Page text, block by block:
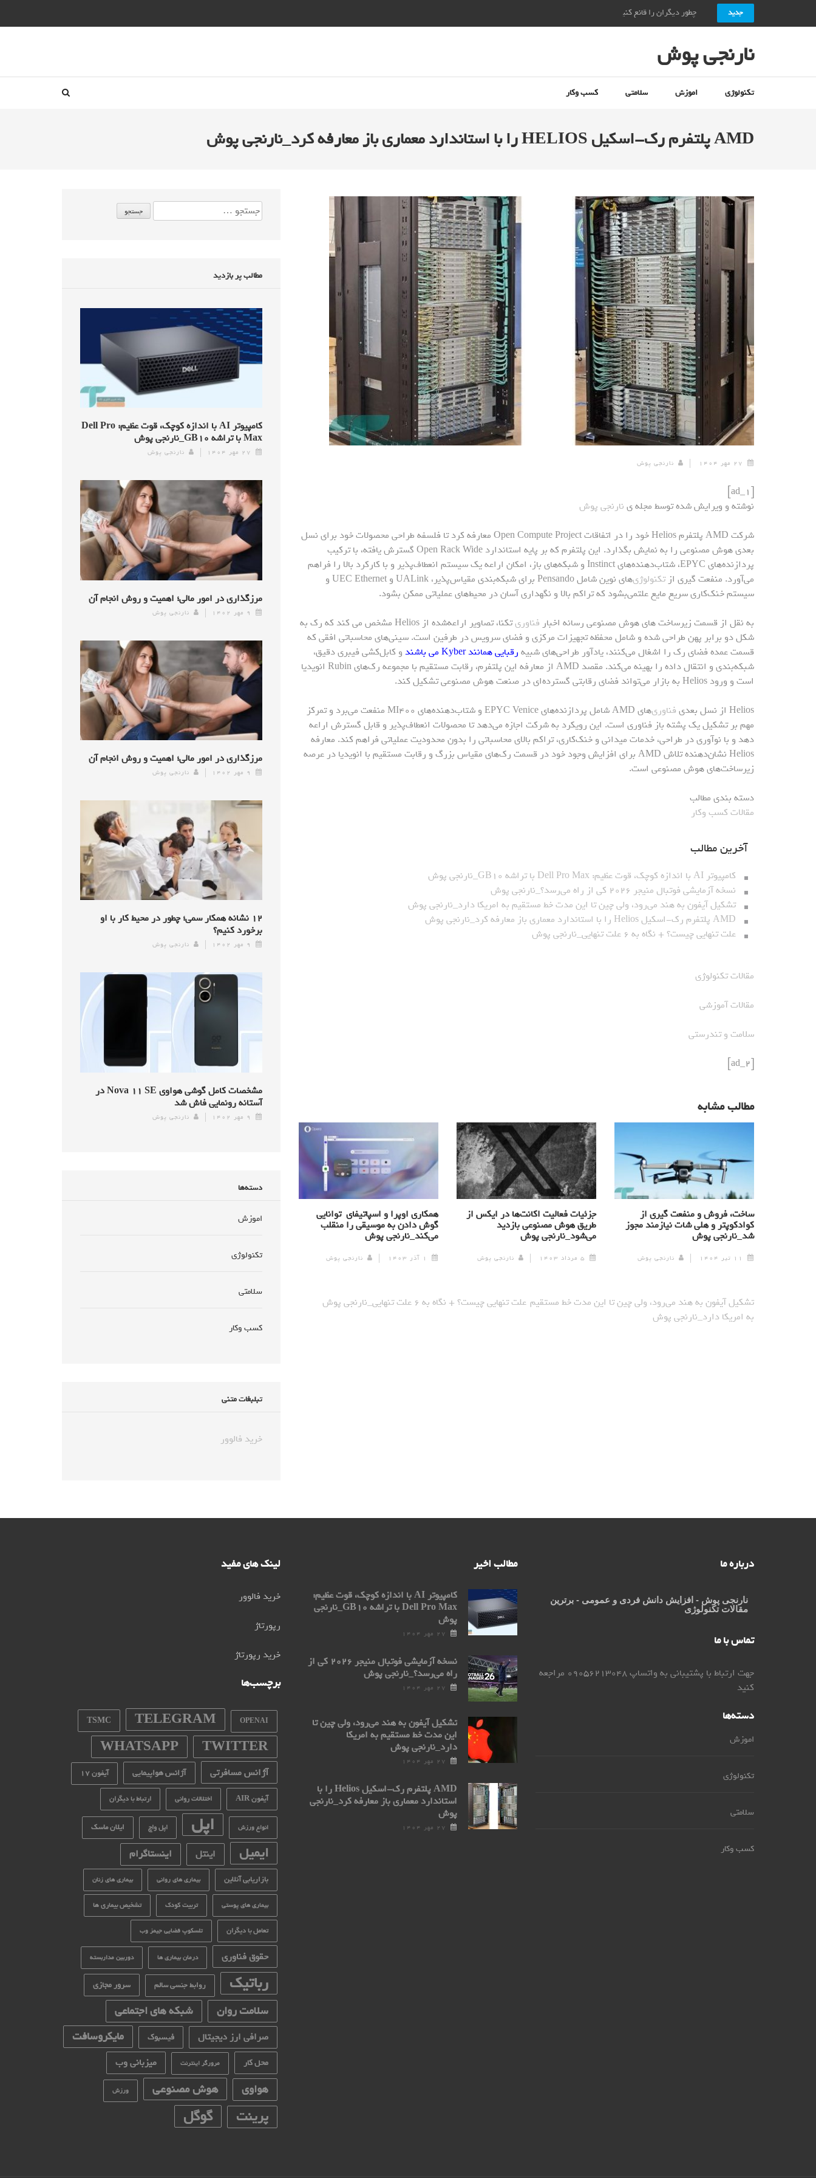
جدید چطور دیگران را قانع کنیم؟ + ۱۰ راز قانع کردن دیگران_نارنجی پوش
نارنجی پوش
تکنولوژی اموزش سلامتی کسب وکار
AMD پلتفرم رک-اسکیل HELIOS را با استاندارد معماری باز معارفه کرد_نارنجی پوش
۲۷ مهر ۱۴۰۴ نارنجی پوش
[ad_1]
نوشته و ویرایش شده توسط مجله ی نارنجی پوش
شرکت AMD پلتفرم Helios خود را در اتفاقات Open Compute Project معارفه کرد تا فلسفه طراحی محصولات خود برای نسل
بعدی هوش مصنوعی را به نمایش بگذارد. این پلتفرم که بر پایه استاندارد Open Rack Wide گسترش یافته، با ترکیب
پردازنده‌های EPYC، شتاب‌دهنده‌های Instinct و شبکه‌های باز، امکان اراعه یک سیستم انعطاف‌پذیر و با کارکرد بالا را فراهم
می‌آورد. منفعت گیری از تکنولوژی
‌های نوین شامل Pensando برای شبکه‌بندی مقیاس‌پذیر، UALink و UEC Ethernet و
سیستم خنک‌کاری سریع مایع علتمی‌بشود که تراکم بالا و نگهداری آسان در محیط‌های عملیاتی ممکن بشود.
به نقل از قسمت زیرساخت های هوش مصنوعی رسانه اخبار فناوری
تکنا، تصاویر اراعه‌شده از Helios مشخص می کند که رک به
شکل دو برابر پهن طراحی شده و شامل محفظه تجهیزات مرکزی و فضای سرویس در طرفین است. سینی‌های محاسباتی افقی که
قسمت عمده فضای رک را اشغال می‌کنند، یادآور طراحی‌های شبیه رقبایی همانند Kyber می باشند
و کابل‌کشی فیبری دقیق،
شبکه‌بندی و انتقال داده را بهینه می‌کند. مقصد AMD از معارفه این پلتفرم، رقابت مستقیم با مجموعه رک‌های Rubin انویدیا
است و ورود Helios به بازار می‌تواند فضای رقابتی گسترده‌ای در صنعت هوش مصنوعی تشکیل کند.
Helios از نسل بعدی
فناوری
‌های AMD شامل پردازنده‌های EPYC Venice و شتاب‌دهنده‌های MI400 منفعت می‌برد و تمرکز
مهم بر تشکیل یک پشته باز فناوری است. این رویکرد به شرکت اجازه می‌دهد تا محصولات انعطاف‌پذیر و قابل گسترش اراعه
دهد و با نوآوری در طراحی، خدمات میدانی و خنک‌کاری، تراکم بالای محاسباتی را بدون محدودیت عملیاتی فراهم کند. معارفه
Helios نشان‌دهنده تلاش AMD برای افزایش وجود خود در قسمت رک‌های مقیاس بزرگ و رقابت مستقیم با انویدیا در عرصه
زیرساخت‌های هوش مصنوعی است.
دسته بندی مطالب
مقالات کسب وکار
آخرین مطالب
کامپیوتر AI با اندازه کوچک، قوت عظیم: Dell Pro Max با تراشه GB۱۰_نارنجی پوش
نسخه آزمایشی فوتبال منیجر ۲۰۲۶ کی از راه می‌رسد؟_نارنجی پوش
تشکیل آیفون به هند می‌رود، ولی چین تا این مدت خط مستقیم به امریکا دارد_نارنجی پوش
AMD پلتفرم رک-اسکیل Helios را با استاندارد معماری باز معارفه کرد_نارنجی پوش
علت تنهایی چیست؟ + نگاه به ۶ علت تنهایی_نارنجی پوش
مقالات تکنولوژی
مقالات آموزشی
سلامت و تندرستی
[ad_2]
مطالب مشابه
ساخت، فروش و منفعت گیری از
کوادکوپتر و هلی شات نیازمند مجوز
شد_نارنجی پوش
۱۱ تیر ۱۴۰۴ نارنجی پوش
جزئیات فعالیت اکانت‌ها در ایکس از
طریق هوش مصنوعی بازدید
می‌شود_نارنجی پوش
۵ مرداد ۱۴۰۳ نارنجی پوش
همکاری اوپرا و اسپاتیفای توانایی
گوش دادن به موسیقی را منقلب
می‌کند_نارنجی پوش
۱ آذر ۱۴۰۳ نارنجی پوش
علت تنهایی چیست؟ + نگاه به ۶ علت تنهایی_نارنجی پوش تشکیل آیفون به هند می‌رود، ولی چین تا این مدت خط مستقیم
به امریکا دارد_نارنجی پوش
مطالب پر بازدید
کامپیوتر AI با اندازه کوچک، قوت عظیم: Dell Pro
Max با تراشه GB۱۰_نارنجی پوش
۲۷ مهر ۱۴۰۴ نارنجی پوش
مرزگذاری در امور مالی؛ اهمیت و روش انجام آن
۹ مهر ۱۴۰۲ نارنجی پوش
مرزگذاری در امور مالی؛ اهمیت و روش انجام آن
۹ مهر ۱۴۰۲ نارنجی پوش
۱۲ نشانه همکار سمی؛ چطور در محیط کار با او
برخورد کنیم؟
۹ مهر ۱۴۰۲ نارنجی پوش
مشخصات کامل گوشی هواوی Nova ۱۱ SE در
آستانه رونمایی فاش شد
۹ مهر ۱۴۰۲ نارنجی پوش
دسته‌ها
اموزش
تکنولوژی
سلامتی
کسب وکار
تبلبغات متنی
خرید فالوور
درباره ما
نارنجی پوش - افزایش دانش فردی و عمومی - برترین
مقالات تکنولوژی
تماس با ما
جهت ارتباط با پشتیبانی به واتساپ 09056213048 مراجعه
کنید
دسته‌ها
اموزش
تکنولوژی
سلامتی
کسب وکار
مطالب اخیر
کامپیوتر AI با اندازه کوچک، قوت عظیم:
Dell Pro Max با تراشه GB۱۰_نارنجی
پوش
۲۷ مهر ۱۴۰۴
نسخه آزمایشی فوتبال منیجر ۲۰۲۶ کی از
راه می‌رسد؟_نارنجی پوش
۲۷ مهر ۱۴۰۴
تشکیل آیفون به هند می‌رود، ولی چین تا
این مدت خط مستقیم به امریکا
دارد_نارنجی پوش
۲۷ مهر ۱۴۰۴
AMD پلتفرم رک-اسکیل Helios را با
استاندارد معماری باز معارفه کرد_نارنجی
پوش
۲۷ مهر ۱۴۰۴
لینک های مفید
خرید فالوور
رپورتاژ
خرید رپورتاژ
برچسب‌ها
OPENAI
TELEGRAM
TSMC
TWITTER
WHATSAPP
آژانس مسافرتی آژانس هواپیمایی آیفون 17
آیفون AIR اختلالات روانی ارتباط با دیگران
انواع ورزش اپل اپل واچ ایلان ماسک
ایمیل اینتل اینستاگرام
بازاریابی آنلاین بیماری های روانی بیماری های زنان
بیماری های پوستی تربیت کودک تشخیص بیماری ها
تعامل با دیگران تلسکوپ فضایی جیمز وب
حقوق فناوری درمان بیماری ها دوربین مداربسته
رباتیک روابط جنسی سالم سرور مجازی
سلامت روان شبکه های اجتماعی
صرافی ارز دیجیتال فیسبوک مایکروسافت
محل کار مرورگر اینترنت میزبانی وب
هواوی هوش مصنوعی ورزش
پرینت گوگل